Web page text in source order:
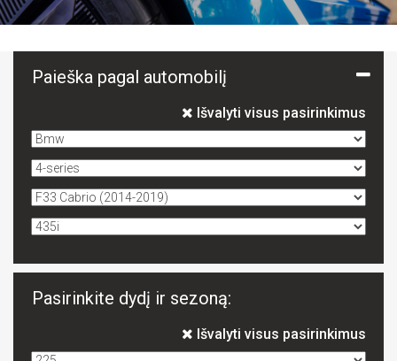
Paieška pagal automobilį
Išvalyti visus pasirinkimus
Pasirinkite dydį ir sezoną:
Išvalyti visus pasirinkimus